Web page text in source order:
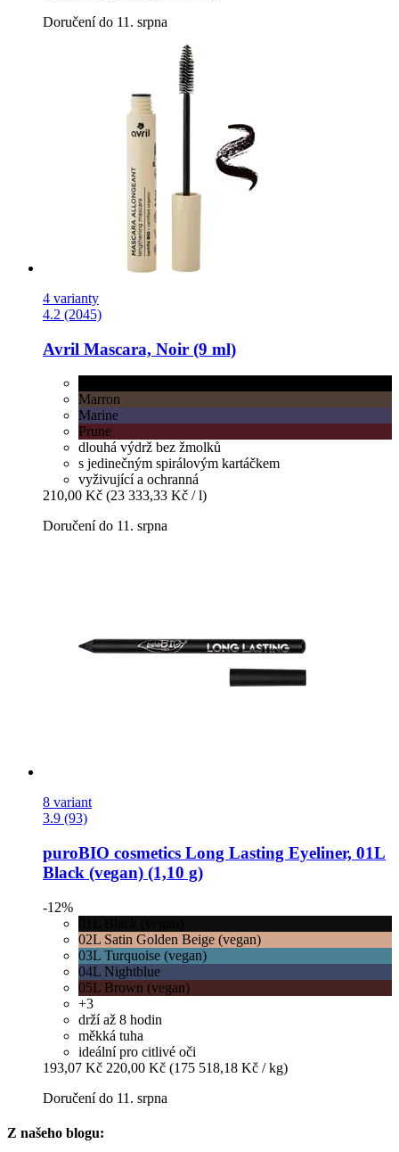
Doručení do 11. srpna
4 varianty
4.2 (2045)
Avril Mascara, Noir (9 ml)
Marron
Marine
Prune
dlouhá výdrž bez žmolků
s jedinečným spirálovým kartáčkem
vyživující a ochranná
210,00 Kč (23 333,33 Kč / l)
Doručení do 11. srpna
8 variant
3.9 (93)
puroBIO cosmetics Long Lasting Eyeliner, 01L
Black (vegan) (1,10 g)
-12%
02L Satin Golden Beige (vegan)
03L Turquoise (vegan)
04L Nightblue
05L Brown (vegan)
+3
drží až 8 hodin
měkká tuha
ideální pro citlivé oči
193,07 Kč 220,00 Kč (175 518,18 Kč / kg)
Doručení do 11. srpna
Z našeho blogu: